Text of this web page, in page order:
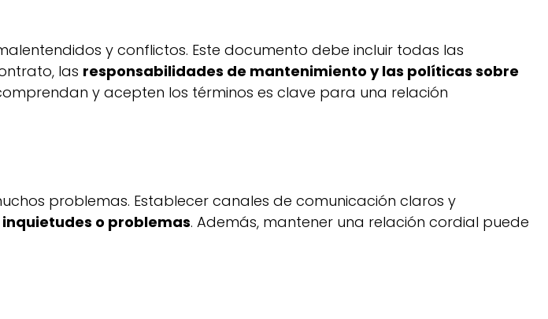
y conflictos. Este documento debe incluir todas las
las responsabilidades de mantenimiento y las políticas sobre
y acepten los términos es clave para una relación
problemas. Establecer canales de comunicación claros y
o problemas. Además, mantener una relación cordial puede